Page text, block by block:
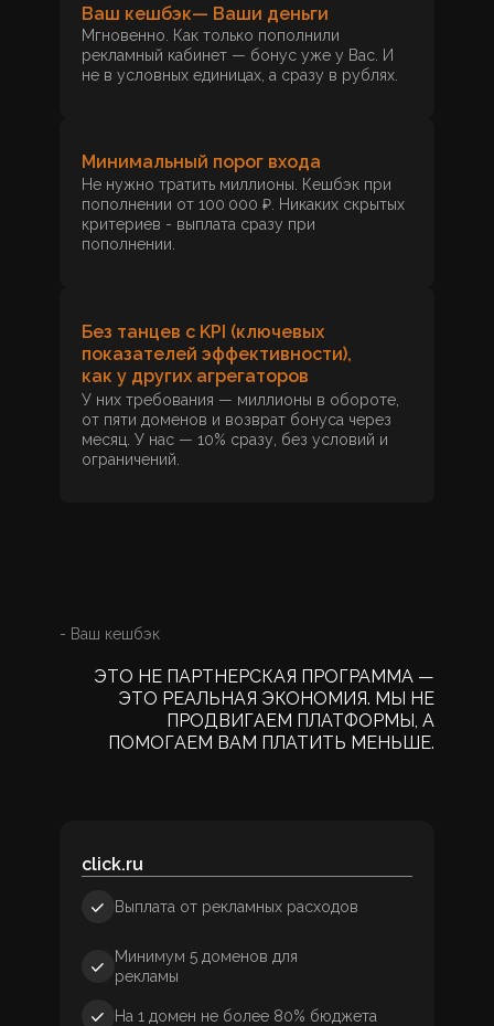
Ваш кешбэк— Ваши деньги
Мгновенно. Как только пополнили
рекламный кабинет — бонус уже у Вас. И
не в условных единицах, а сразу в рублях.
Минимальный порог входа
Не нужно тратить миллионы. Кешбэк при
пополнении от 100 000 ₽. Никаких скрытых
критериев - выплата сразу при
пополнении.
Без танцев с KPI (ключевых
показателей эффективности),
как у других агрегаторов
У них требования — миллионы в обороте,
от пяти доменов и возврат бонуса через
месяц. У нас — 10% сразу, без условий и
ограничений.
ЭТО НЕ ПАРТНЕРСКАЯ ПРОГРАММА —
ЭТО РЕАЛЬНАЯ ЭКОНОМИЯ. МЫ НЕ
ПРОДВИГАЕМ ПЛАТФОРМЫ, А
ПОМОГАЕМ ВАМ ПЛАТИТЬ МЕНЬШЕ.
- Ваш кешбэк
click.ru
Выплата от рекламных расходов
Минимум 5 доменов для
рекламы
На 1 домен не более 80% бюджета